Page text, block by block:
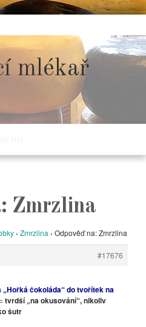
mlékař
Zmrzlina
› Zmrzlina › Odpověď na: Zmrzlina
#17676
„Hořká čokoláda“ do tvořítek na
tvrdší „na okusování“, nikoliv
šutr